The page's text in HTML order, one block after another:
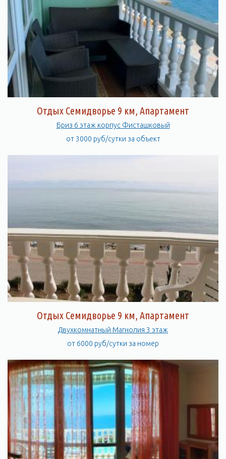
Отдых Семидворье 9 км, Апартамент
Бриз 6 этаж корпус Фисташковый
от 3000 руб/сутки за объект
Отдых Семидворье 9 км, Апартамент
Двухкомнатный Магнолия 3 этаж
от 6000 руб/сутки за номер